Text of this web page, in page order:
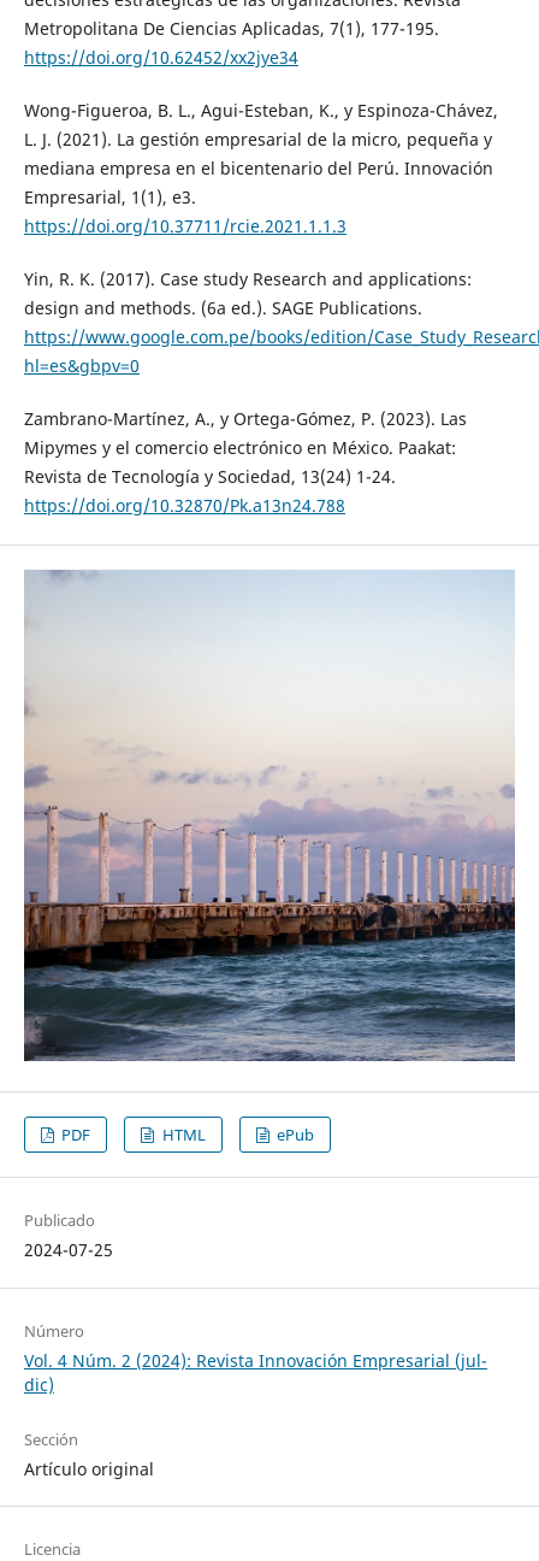
Metropolitana De Ciencias Aplicadas, 7(1), 177-195.
https://doi.org/10.62452/xx2jye34
Wong-Figueroa, B. L., Agui-Esteban, K., y Espinoza-Chávez,
L. J. (2021). La gestión empresarial de la micro, pequeña y
mediana empresa en el bicentenario del Perú. Innovación
Empresarial, 1(1), e3.
https://doi.org/10.37711/rcie.2021.1.1.3
Yin, R. K. (2017). Case study Research and applications:
design and methods. (6a ed.). SAGE Publications.
https://www.google.com.pe/books/edition/
hl=es&gbpv=0
Zambrano-Martínez, A., y Ortega-Gómez, P. (2023). Las
Mipymes y el comercio electrónico en México. Paakat:
Revista de Tecnología y Sociedad, 13(24) 1-24.
https://doi.org/10.32870/Pk.a13n24.788
PDF HTML ePub
Publicado
2024-07-25
Número
Vol. 4 Núm. 2 (2024): Revista Innovación Empresarial (jul-
dic)
Sección
Artículo original
Licencia